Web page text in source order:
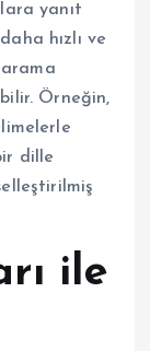
yanıt
hızlı ve
arama
Örneğin,
dille
ile